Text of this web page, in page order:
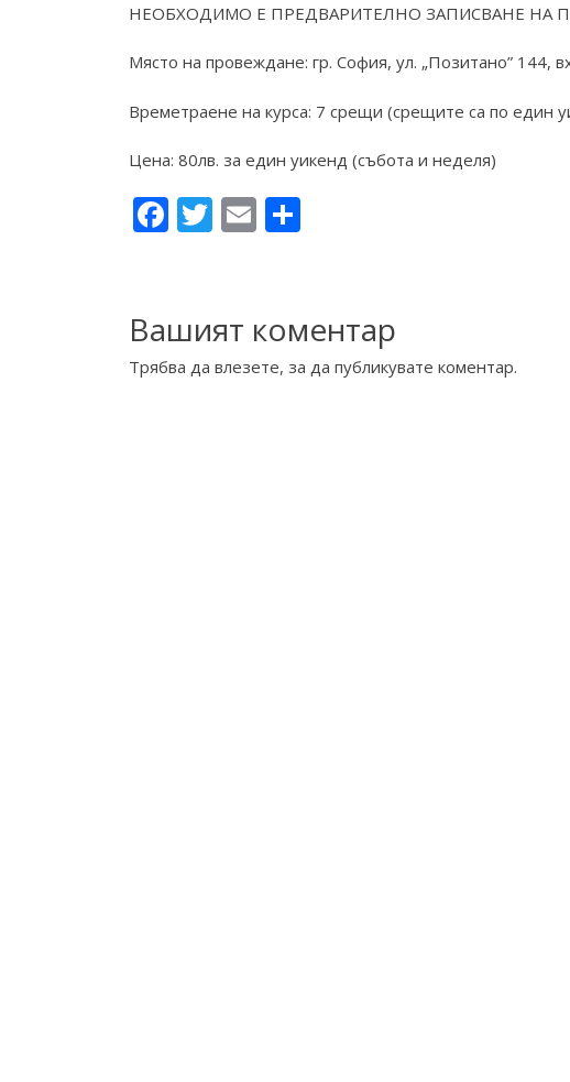
НЕОБХОДИМО Е ПРЕДВАРИТЕЛНО ЗАПИСВАНЕ НА
Място на провеждане: гр. София, ул. „Позитано” 144,
Времетраене на курса: 7 срещи (срещите са по един
Цена: 80лв. за един уикенд (събота и неделя)
Facebook
Twitter
Email
Вашият коментар
Трябва да влезете, за да публикувате коментар.